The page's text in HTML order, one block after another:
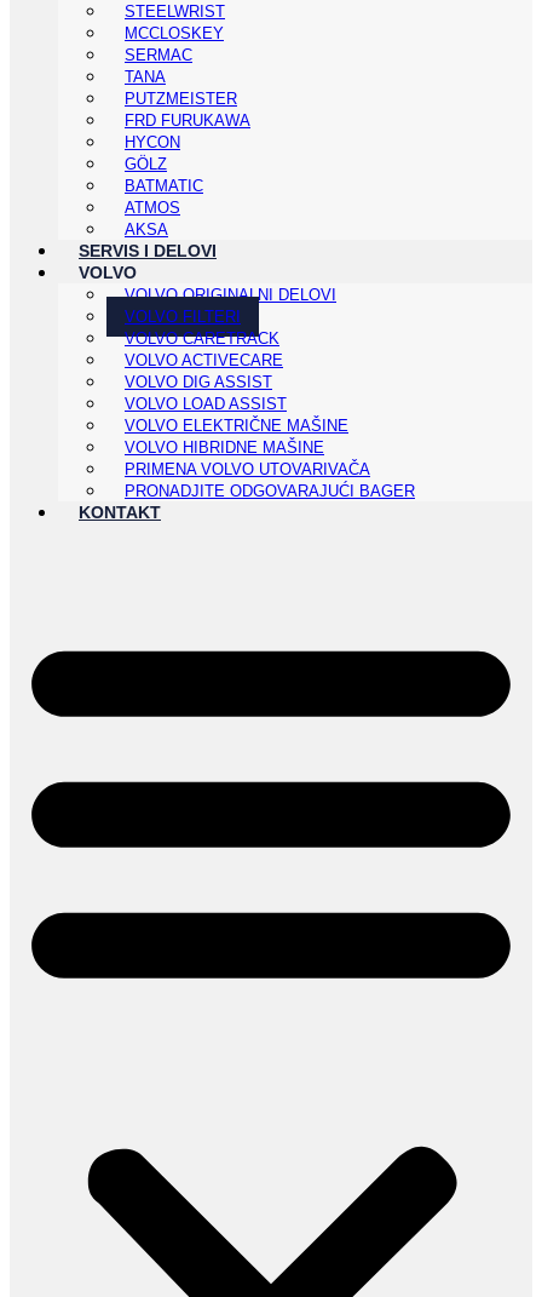
STEELWRIST
MCCLOSKEY
SERMAC
TANA
PUTZMEISTER
FRD FURUKAWA
HYCON
GÖLZ
BATMATIC
ATMOS
AKSA
SERVIS I DELOVI
VOLVO
VOLVO ORIGINALNI DELOVI
VOLVO FILTERI
VOLVO CARETRACK
VOLVO ACTIVECARE
VOLVO DIG ASSIST
VOLVO LOAD ASSIST
VOLVO ELEKTRIČNE MAŠINE
VOLVO HIBRIDNE MAŠINE
PRIMENA VOLVO UTOVARIVAČA
PRONADJITE ODGOVARAJUĆI BAGER
KONTAKT